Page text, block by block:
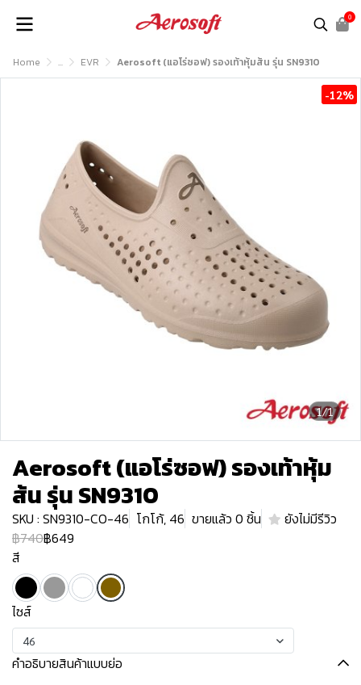
0
Home ... EVR Aerosoft (แอโร่ซอฟ) รองเท้าหุ้มส้น รุ่น SN9310
1/1
-12%
Aerosoft (แอโร่ซอฟ) รองเท้าหุ้ม
ส้น รุ่น SN9310
SKU : SN9310-CO-46 โกโก้, 46 ขายแล้ว 0 ชิ้น
ยังไม่มีรีวิว
฿740฿649
สี
ไซส์
46
คำอธิบายสินค้าแบบย่อ